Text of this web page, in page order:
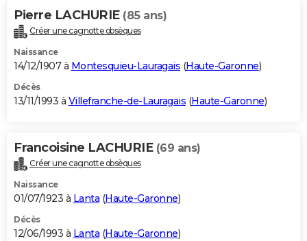
Pierre LACHURIE (85 ans)
Créer une cagnotte obsèques
Naissance
14/12/1907 à Montesquieu-Lauragais (Haute-Garonne)
Décès
13/11/1993 à Villefranche-de-Lauragais (Haute-Garonne)
Francoisine LACHURIE (69 ans)
Créer une cagnotte obsèques
Naissance
01/07/1923 à Lanta (Haute-Garonne)
Décès
12/06/1993 à Lanta (Haute-Garonne)